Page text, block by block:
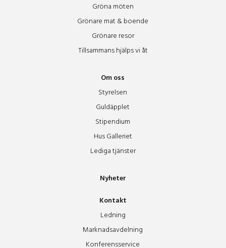
Gröna möten
Grönare mat & boende
Grönare resor
Tillsammans hjälps vi åt
Om oss
Styrelsen
Guldäpplet
Stipendium
Hus Galleriet
Lediga tjänster
Nyheter
Kontakt
Ledning
Marknadsavdelning
Konferensservice